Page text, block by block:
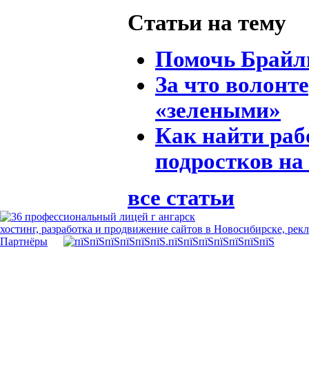
Статьи на тему
Помочь
За что
«зелеными»
Как найти
подростков на
все статьи
хостинг, разработка и продвижение сайтов в Новосибирске,
Партнёры